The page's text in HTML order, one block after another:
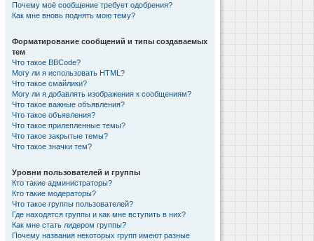
Почему моё сообщение требует одобрения?
Как мне вновь поднять мою тему?
Форматирование сообщений и типы создаваемых
тем
Что такое BBCode?
Могу ли я использовать HTML?
Что такое смайлики?
Могу ли я добавлять изображения к сообщениям?
Что такое важные объявления?
Что такое объявления?
Что такое прилепленные темы?
Что такое закрытые темы?
Что такое значки тем?
Уровни пользователей и группы
Кто такие администраторы?
Кто такие модераторы?
Что такое группы пользователей?
Где находятся группы и как мне вступить в них?
Как мне стать лидером группы?
Почему названия некоторых групп имеют разные